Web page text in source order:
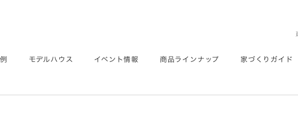
モデルハウス イベント情報 商品ラインナップ 家づくりガイド